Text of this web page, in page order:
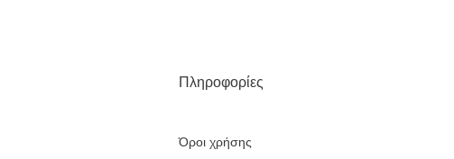
Πληροφορίες
Όροι χρήσης